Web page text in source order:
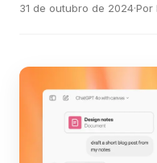
31 de outubro de 2024·Por